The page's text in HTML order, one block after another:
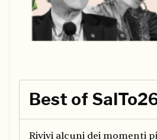
Best of
Rivivi alcuni dei momenti